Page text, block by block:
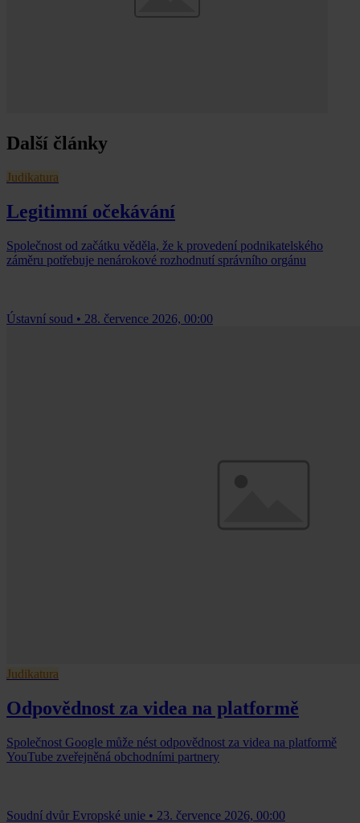
Další články
Judikatura
Legitimní očekávání
Společnost od začátku věděla, že k provedení podnikatelského
záměru potřebuje nenárokové rozhodnutí správního orgánu
Ústavní soud • 28. července 2026, 00:00
Judikatura
Odpovědnost za videa na platformě
Společnost Google může nést odpovědnost za videa na platformě
YouTube zveřejněná obchodními partnery
Soudní dvůr Evropské unie • 23. července 2026, 00:00